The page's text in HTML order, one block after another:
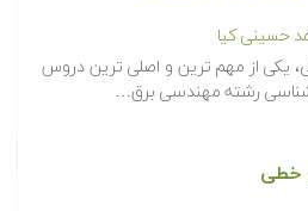
حسینی کیا
یکی از مهم ترین و اصلی ترین دروس
رشته مهندسی برق…
خطی